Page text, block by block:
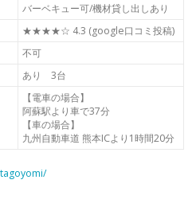
バーベキュー可/機材貸し出しあり
★★★★☆ 4.3 (google口コミ投稿)
不可
あり 3台
【電車の場合】
阿蘇駅より車で37分
【車の場合】
九州自動車道 熊本ICより1時間20分